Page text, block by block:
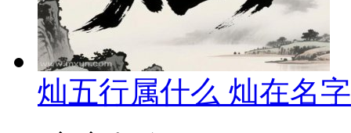
灿五行属什么 灿在名